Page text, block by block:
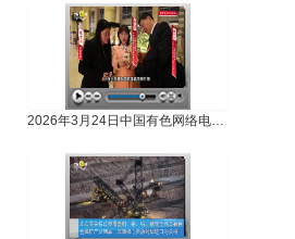
2026年3月24日中国有色网络电视新闻